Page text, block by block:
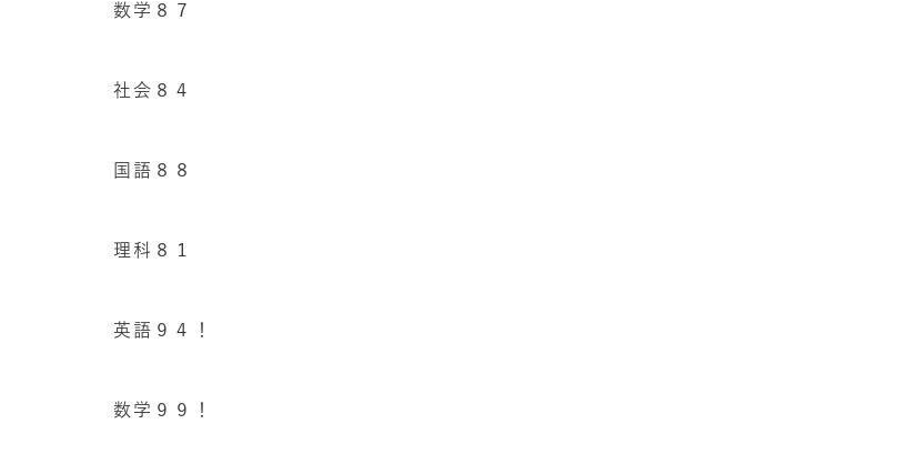
数学８７
社会８４
国語８８
理科８１
英語９４！
数学９９！